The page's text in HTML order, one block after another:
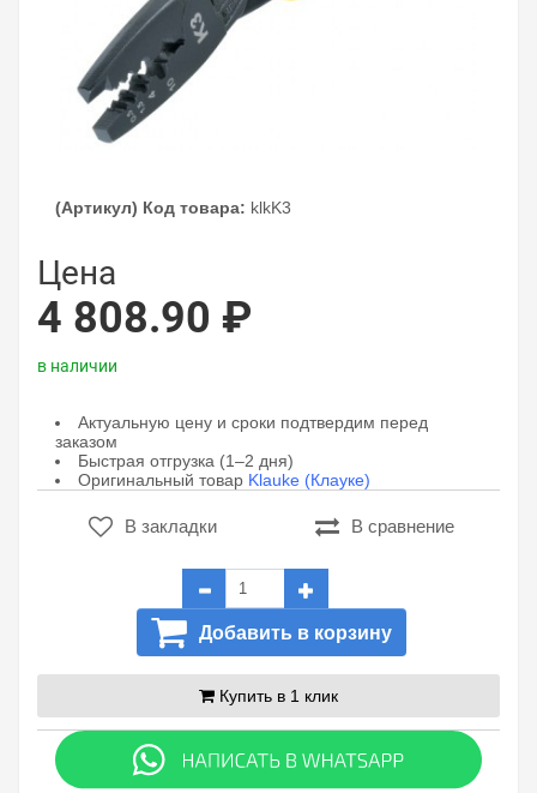
(Артикул) Код товара: klkK3
Цена
4 808.90 ₽
в наличии
Актуальную цену и сроки подтвердим перед
заказом
Быстрая отгрузка (1–2 дня)
Оригинальный товар Klauke (Клауке)
В закладки В сравнение
Добавить в корзину
Купить в 1 клик